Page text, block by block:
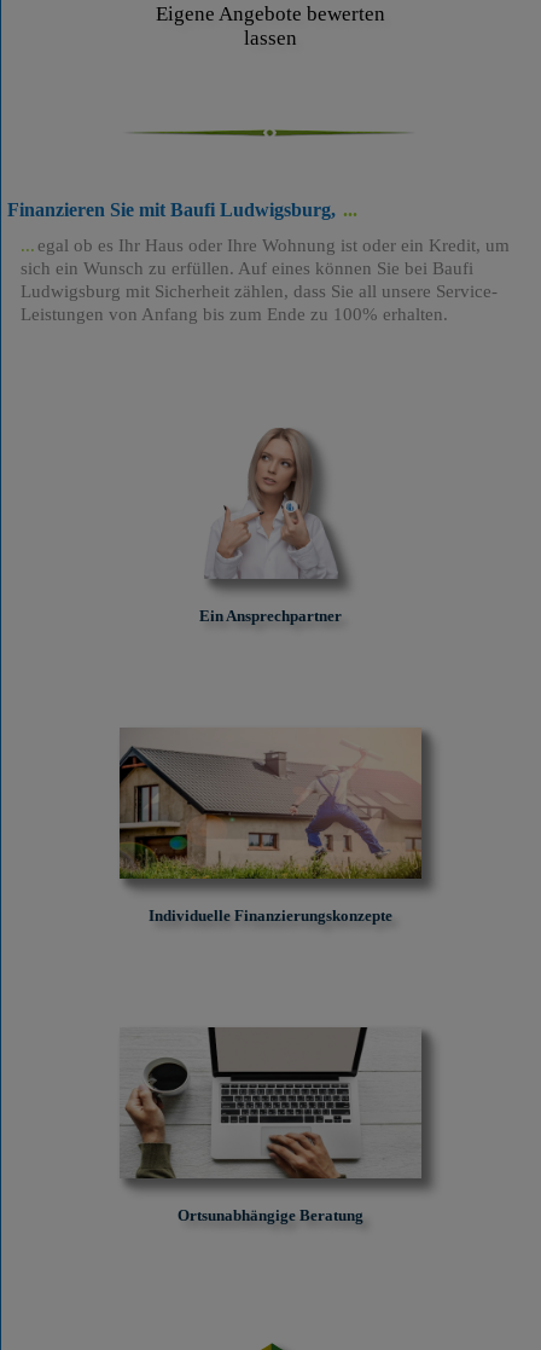
Eigene Angebote bewerten
lassen
Finanzieren Sie mit Baufi Ludwigsburg,
egal ob es Ihr Haus oder Ihre Wohnung ist oder ein Kredit, um
sich ein Wunsch zu erfüllen. Auf eines können Sie bei Baufi
Ludwigsburg mit Sicherheit zählen, dass Sie all unsere Service-
Leistungen von Anfang bis zum Ende zu 100% erhalten.
Ein Ansprechpartner
Individuelle Finanzierungskonzepte
Ortsunabhängige Beratung